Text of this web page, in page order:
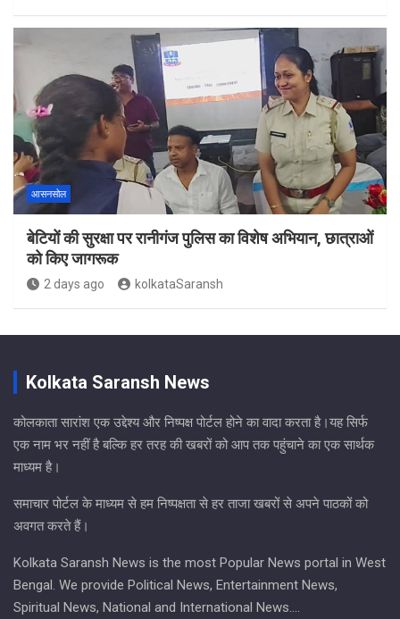
आसनसोल
बेटियों की सुरक्षा पर रानीगंज पुलिस का विशेष अभियान, छात्राओं
को किए जागरूक
2 days ago kolkataSaransh
Kolkata Saransh News
कोलकाता सारांश एक उद्देश्य और निष्पक्ष पोर्टल होने का वादा करता है।यह सिर्फ
एक नाम भर नहीं है बल्कि हर तरह की खबरों को आप तक पहुंचाने का एक सार्थक
माध्यम है।
समाचार पोर्टल के माध्यम से हम निष्पक्षता से हर ताजा खबरों से अपने पाठकों को
अवगत करते हैं।
Kolkata Saransh News is the most Popular News portal in West
Bengal. We provide Political News, Entertainment News,
Spiritual News, National and International News….